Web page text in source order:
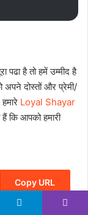
पढा है तो हमें उम्मीद है
अपने दोस्तों और प्रेमी/
Loyal Shayar
कि आपको हमारी
Copy URL